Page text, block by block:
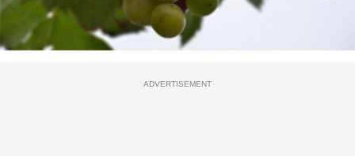
ADVERTISEMENT